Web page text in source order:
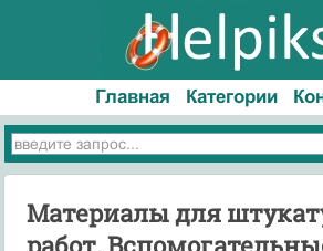
Главная Категории
Материалы для